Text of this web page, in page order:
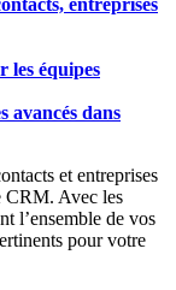
les équipes
avancés dans
et entreprises
CRM. Avec les
l’ensemble de vos
pour votre